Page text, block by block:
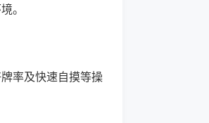
。
率及快速自摸等操